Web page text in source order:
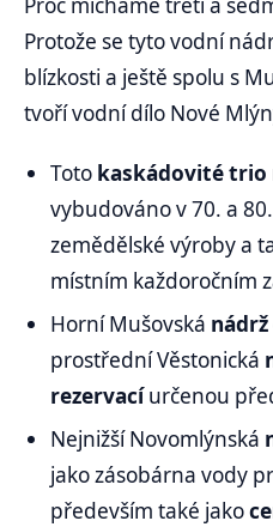
Proč mícháme třetí a
Protože se tyto vodní
blízkosti a ještě spolu s
tvoří vodní dílo Nové
Toto kaskádovité trio
vybudováno v 70. a
zemědělské výroby a
místním každoročním
Horní Mušovská
prostřední Věstonická
rezervacíurčenou
Nejnižší Novomlýnská
jako zásobárna vody
především také jako